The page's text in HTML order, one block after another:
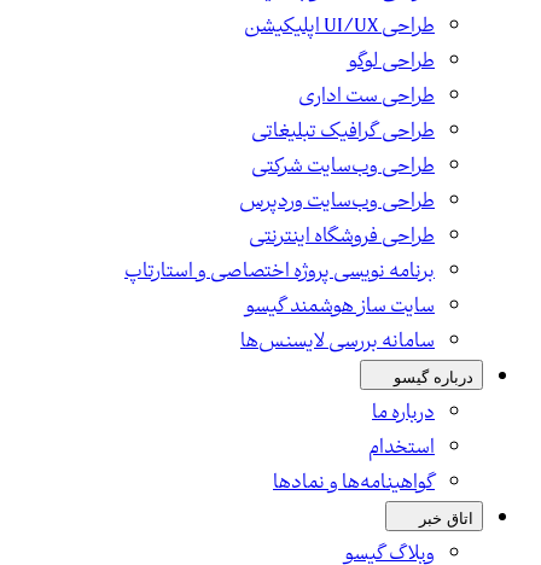
طراحی UI/UX اپلیکیشن
طراحی لوگو
طراحی ست اداری
طراحی گرافیک تبلیغاتی
طراحی وب‌سایت شرکتی
طراحی وب‌سایت وردپرس
طراحی فروشگاه اینترنتی
برنامه نویسی پروژه اختصاصی و استارتاپ
سایت ساز هوشمند گیسو
سامانه بررسی لایسنس‌ها
درباره گیسو
درباره ما
استخدام
گواهینامه‌ها و نمادها
اتاق خبر
وبلاگ گیسو